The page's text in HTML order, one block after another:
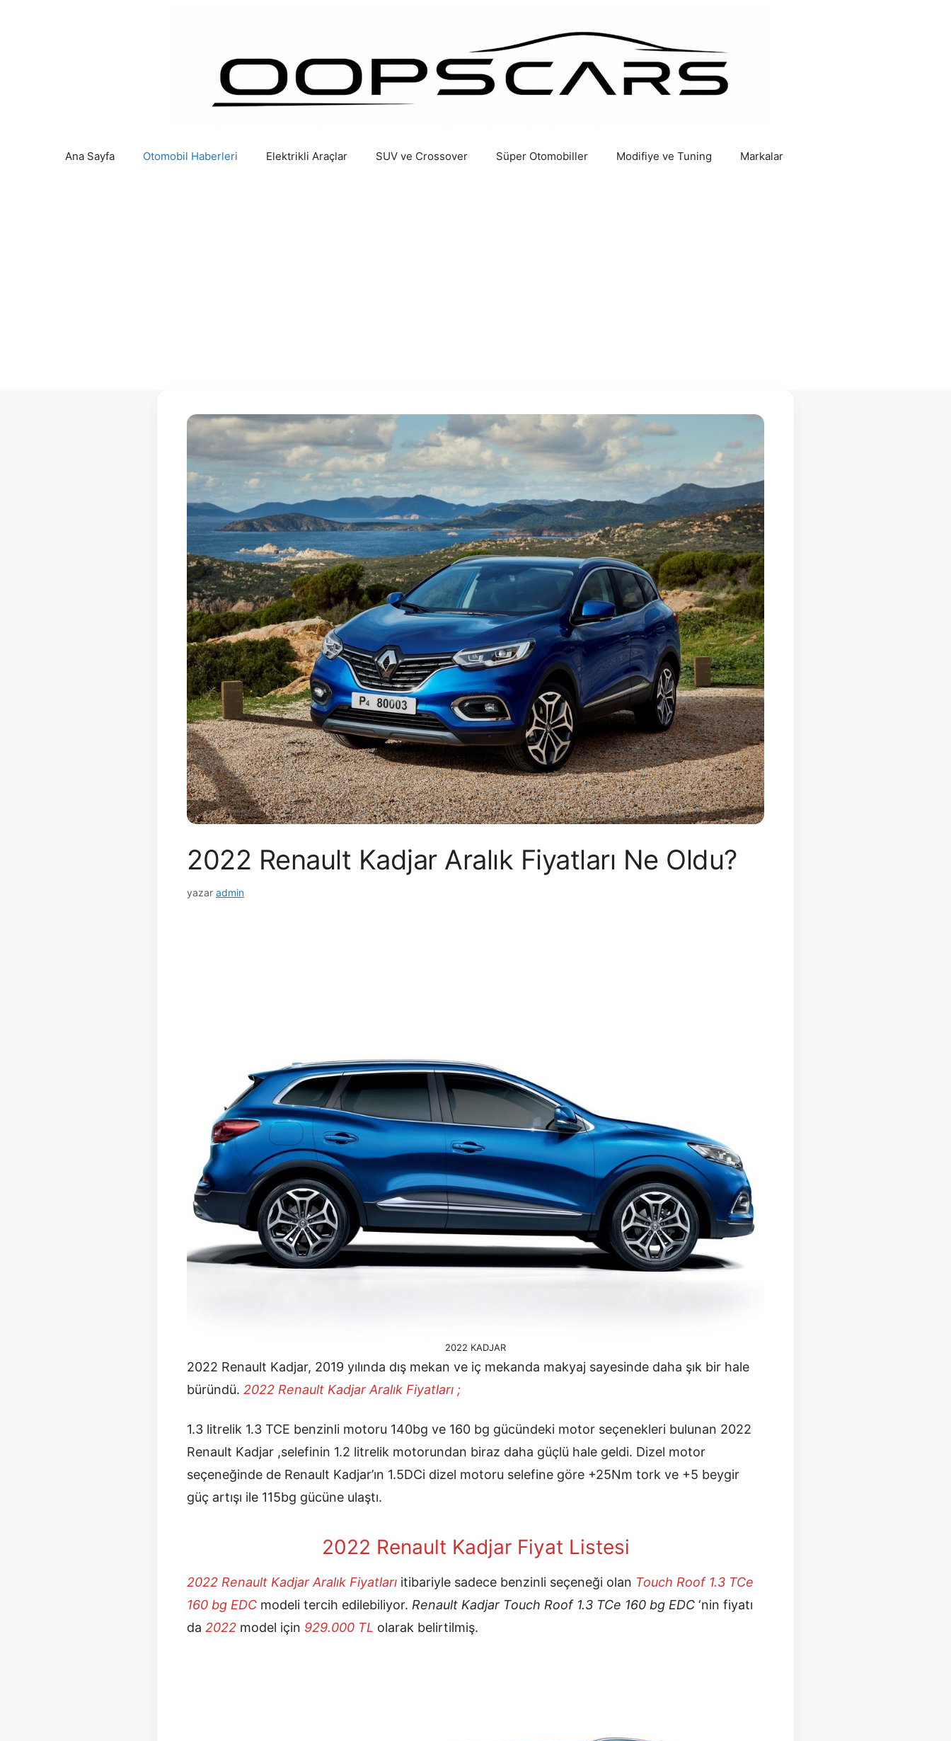
Ana Sayfa Otomobil Haberleri Elektrikli Araçlar SUV ve Crossover Süper Otomobiller Modifiye ve Tuning Markalar
2022 Renault Kadjar Aralık Fiyatları Ne Oldu?
yazar admin
2022 KADJAR
2022 Renault Kadjar, 2019 yılında dış mekan ve iç mekanda makyaj sayesinde daha şık bir hale
büründü. 2022 Renault Kadjar Aralık Fiyatları ;
1.3 litrelik 1.3 TCE benzinli motoru 140bg ve 160 bg gücündeki motor seçenekleri bulunan 2022
Renault Kadjar ,selefinin 1.2 litrelik motorundan biraz daha güçlü hale geldi. Dizel motor
seçeneğinde de Renault Kadjar’ın 1.5DCi dizel motoru selefine göre +25Nm tork ve +5 beygir
güç artışı ile 115bg gücüne ulaştı.
2022 Renault Kadjar Fiyat Listesi
2022 Renault Kadjar Aralık Fiyatları itibariyle sadece benzinli seçeneği olan Touch Roof 1.3 TCe
160 bg EDC modeli tercih edilebiliyor. Renault Kadjar Touch Roof 1.3 TCe 160 bg EDC ‘nin fiyatı
da 2022 model için 929.000 TL olarak belirtilmiş.